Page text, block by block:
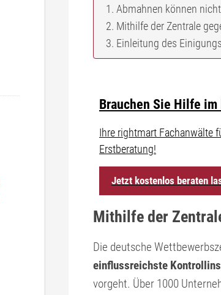
Abmahnen können
Mithilfe der Zentrale
Einleitung des
Brauchen Sie Hilfe
Ihre rightmart Fachanwälte
Erstberatung!
Jetzt kostenlos beraten
Mithilfe der
Die deutsche
einflussreichste
vorgeht. Über 1000